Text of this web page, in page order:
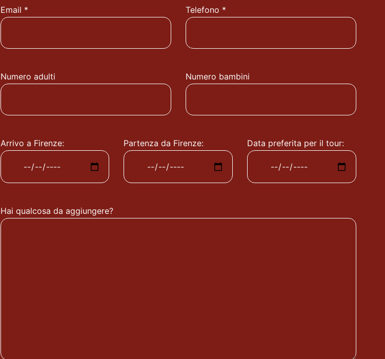
Email * Telefono *
Numero adulti Numero bambini
Arrivo a Firenze: Partenza da Firenze: Data preferita per il tour:
Hai qualcosa da aggiungere?